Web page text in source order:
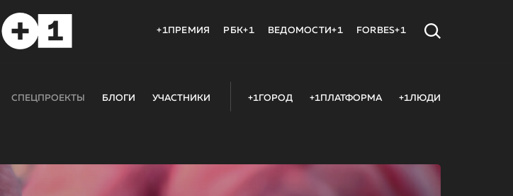
+1ПРЕМИЯ РБК+1 ВЕДОМОСТИ+1 FORBES+1
СПЕЦПРОЕКТЫ БЛОГИ УЧАСТНИКИ +1ГОРОД +1ПЛАТФОРМА +1ЛЮДИ